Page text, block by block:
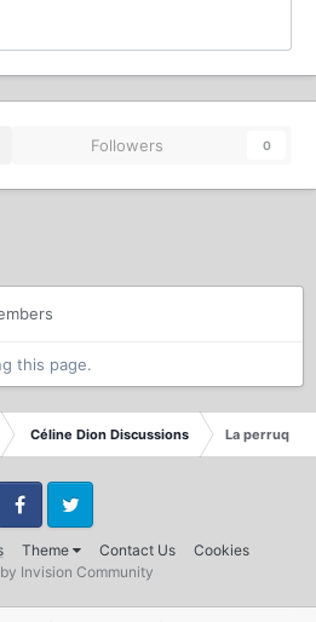
Followers 0
this page.
Céline Dion Discussions La perruque
Theme Contact Us Cookies
Twitter
Invision Community